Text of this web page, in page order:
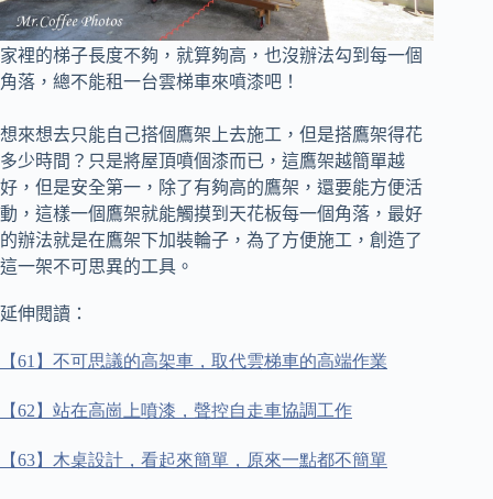
家裡的梯子長度不夠，就算夠高，也沒辦法勾到每一個
角落，總不能租一台雲梯車來噴漆吧！
想來想去只能自己搭個鷹架上去施工，但是搭鷹架得花
多少時間？ 只是將屋頂噴個漆而已，這鷹架越簡單越
好，但是安全第一，除了有夠高的鷹架，還要能方便活
動，這樣一個鷹架就能觸摸到天花板每一個角落，最好
的辦法就是在鷹架下加裝輪子，為了方便施工，創造了
這一架不可思異的工具。
延伸閱讀：
【61 】不可思議的高架車，取代雲梯車的高端作業
【62 】站在高崗上噴漆，聲控自走車協調工作
【63】木桌設計，看起來簡單，原來一點都不簡單